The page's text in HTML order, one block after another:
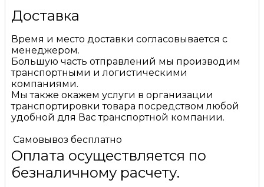
Доставка
Время и место доставки согласовывается с
менеджером.
Большую часть отправлений мы производим
транспортными и логистическими
компаниями.
Мы также окажем услуги в организации
транспортировки товара посредством любой
удобной для Вас транспортной компании.
Самовывоз бесплатно
Оплата осуществляется по
безналичному расчету.